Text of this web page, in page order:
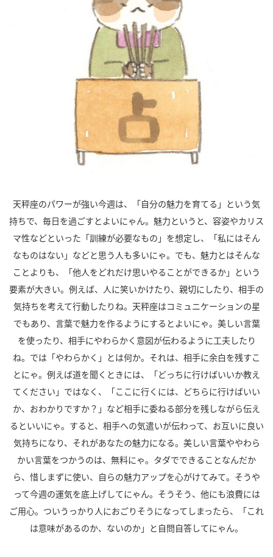
天秤座のパワーが強い今週は、「自分の魅力を育てる」という気
持ちで、毎日を過ごすとよいにゃん。魅力というと、容姿やカリス
マ性などといった「訓練が必要なもの」を想定し、「私にはそん
なものはない」などと思う人も多いにゃ。でも、魅力とはそんな
ことよりも、「他人をどれだけ思いやることができるか」という
要素が大きい。例えば、人に笑いかけたり、親切にしたり、相手の
気持ちを考えて行動したりね。天秤座はコミュニケーションの星
でもあり、言葉で魅力を作るようにするとよいにゃ。美しい言葉
を使ったり、相手にやわらかく意図が伝わるように工夫したり
ね。では「やわらかく」とは何か。それは、相手に余白を残すこ
とにゃ。例えば道を聞くときには、「どっちに行けばいいか教え
てください」ではなく、「ここに行くには、どちらに行けばいい
か、おわかりですか？」など相手に委ねる部分を残しながら伝え
るといいにゃ。すると、相手への気遣いが伝わって、お互いに良い
気持ちになり、それがあなたの魅力になる。美しい言葉ややわら
かい言葉をつかうのは、無料にゃ。タダでできることなんだか
ら、惜しまずに使い、自らの魅力アップを心がけてみて。そうや
って今週の運気を底上げしてにゃん。そうそう、他にも浪費には
ご用心。ついうっかり人におごりそうになってしまったら、「これ
は意味があるのか、ないのか」と自問自答してにゃん。